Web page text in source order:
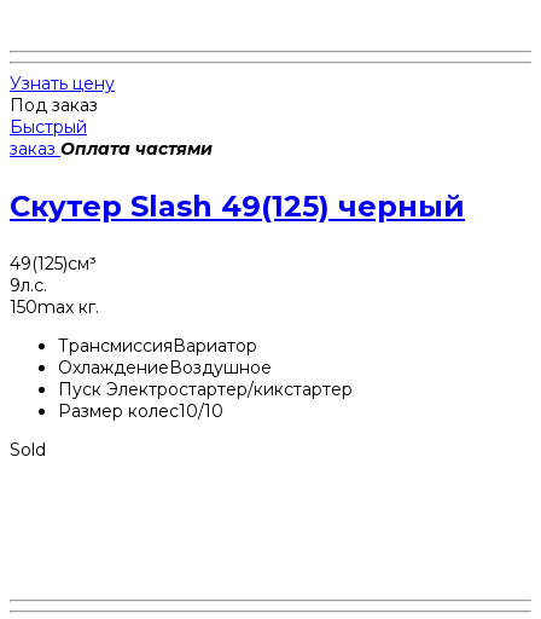
Узнать цену
Под заказ
Быстрый
заказ Оплата частями
Скутер Slash 49(125) черный
49(125)см³
9л.с.
150max кг.
ТрансмиссияВариатор
ОхлаждениеВоздушное
Пуск Электростартер/кикстартер
Размер колес10/10
Sold